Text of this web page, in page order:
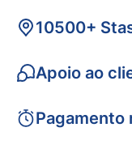
10500+
Apoio ao
Pagamento